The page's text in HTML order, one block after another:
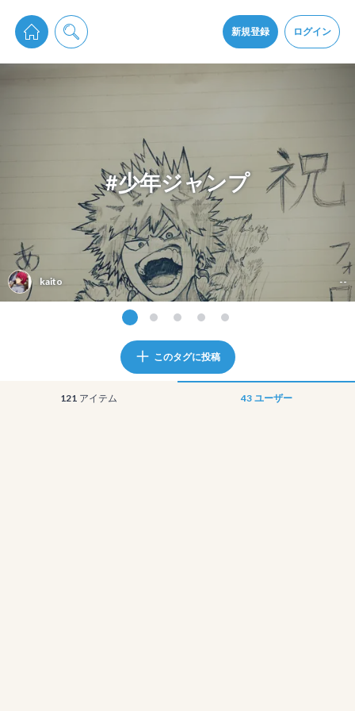
新規登録 ログイン
pixiv Sketchは2024年5月28日付で プライパシーポリシーを改定しました。
通知を受け取るにはここをクリックします
#少年ジャンプ
kaito --
このタグに投稿
121 アイテム 43 ユーザー